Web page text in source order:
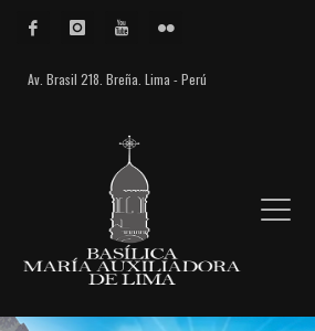
Av. Brasil 218. Breña. Lima - Perú